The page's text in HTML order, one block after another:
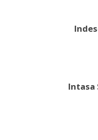
Intasa